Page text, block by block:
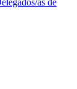
as de